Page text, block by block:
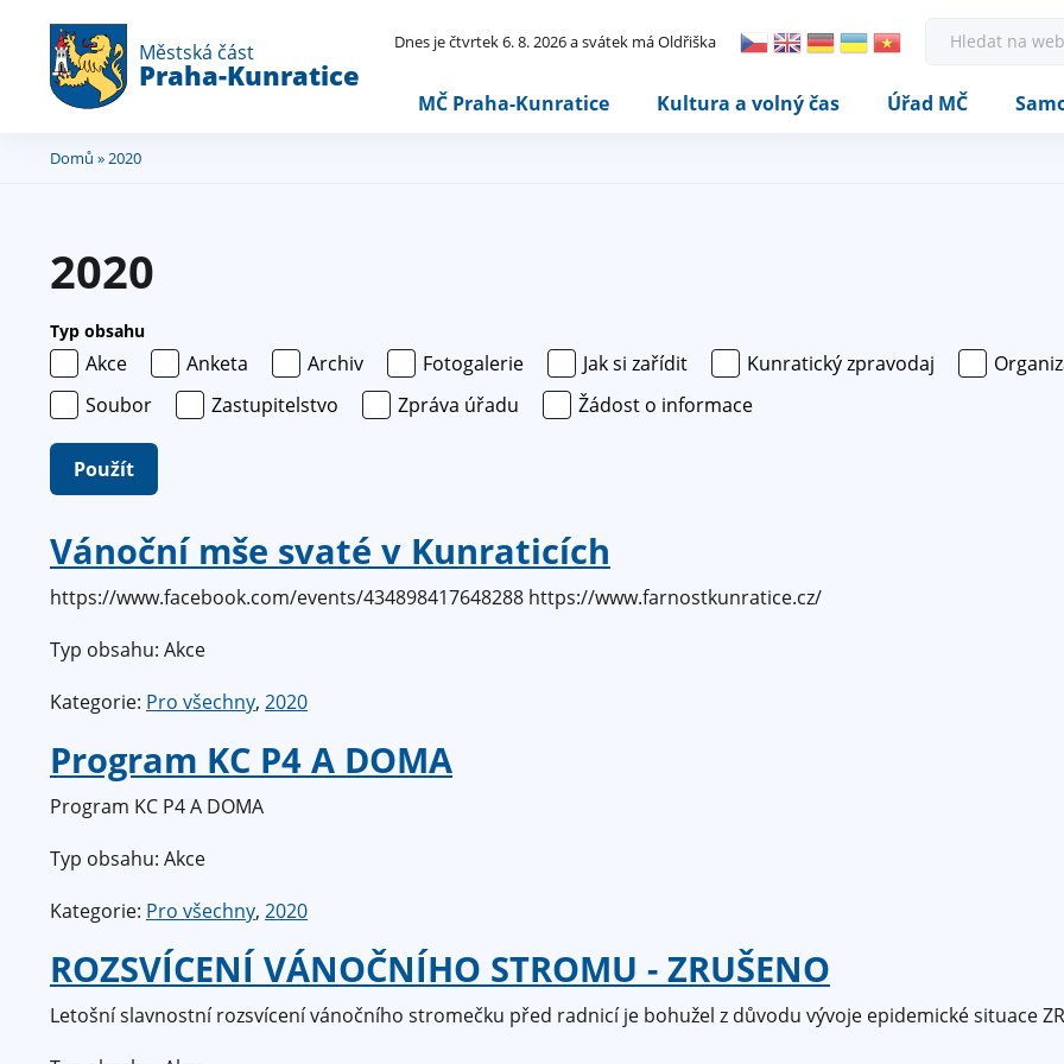
Městská část
Praha-Kunratice
Dnes je čtvrtek 6. 8. 2026 a svátek má Oldřiška
a
MČ Praha-Kunratice Kultura a volný čas Úřad MČ
JsteDomů » 2020
2020
Typ obsahu
Akce Anketa Archiv Fotogalerie Jak si zařídit Kunratický zpravodaj
Soubor
Zastupitelstvo Zpráva úřadu Žádost o informace
Vánoční mše svaté v Kunraticích
https://www.facebook.com/events/434898417648288 https://www.farnostkunratice.cz/
Typ obsahu: Akce
Kategorie: Pro všechny, 2020
Program KC P4 A DOMA
Program KC P4 A DOMA
Typ obsahu: Akce
Kategorie: Pro všechny, 2020
ROZSVÍCENÍ VÁNOČNÍHO STROMU - ZRUŠENO
Letošní slavnostní rozsvícení vánočního stromečku před radnicí je bohužel z důvodu vývoje epidemické situace